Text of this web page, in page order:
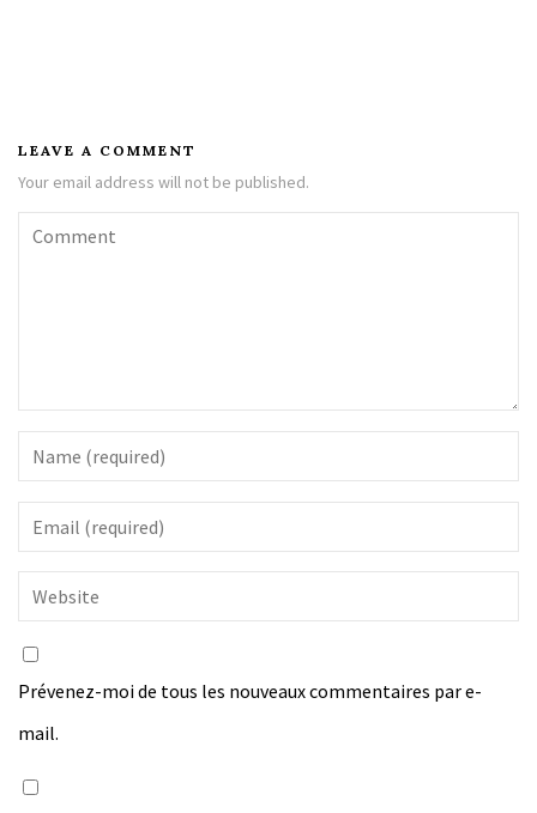
LEAVE A COMMENT
Your email address will not be published.
Prévenez-moi de tous les nouveaux commentaires par e-
mail.